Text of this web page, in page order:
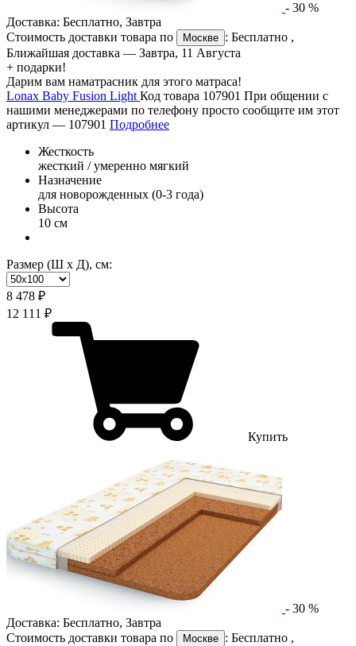
- 30 %
Доставка: Бесплатно, Завтра
Стоимость доставки товара по
Москве : Бесплатно ,
Ближайшая доставка — Завтра, 11 Августа
+ подарки!
Дарим вам наматрасник для этого матраса!
Lonax Baby Fusion Light Код товара 107901 При общении с
нашими менеджерами по телефону просто сообщите им этот
артикул — 107901 Подробнее
Жесткость
жесткий / умеренно мягкий
Назначение
для новорожденных (0-3 года)
Высота
10 см
Размер (Ш х Д), см:
8 478 ₽
12 111 ₽
Купить
- 30 %
Доставка: Бесплатно, Завтра
Стоимость доставки товара по
Москве : Бесплатно ,